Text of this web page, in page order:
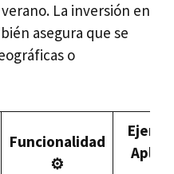
La inversión en
asegura que se
o
Funcionalidad
⚙️